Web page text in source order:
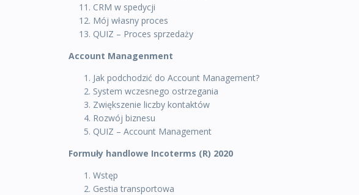
CRM w spedycji
Mój własny proces
QUIZ – Proces sprzedaży
Account Managenment
Jak podchodzić do Account Management?
System wczesnego ostrzegania
Zwiększenie liczby kontaktów
Rozwój biznesu
QUIZ – Account Management
Formuły handlowe Incoterms (R) 2020
Wstęp
Gestia transportowa